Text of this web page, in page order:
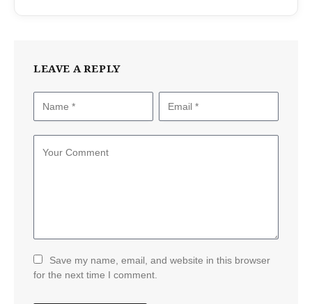
LEAVE A REPLY
Save my name, email, and website in this browser
for the next time I comment.